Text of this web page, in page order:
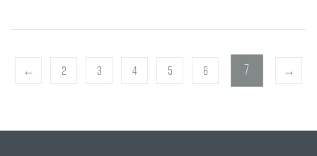
← 2 3 4 5 6 7 →